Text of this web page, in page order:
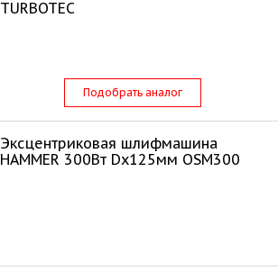
TURBOTEC
Подобрать аналог
Эксцентриковая шлифмашина
HAMMER 300Вт Dх125мм OSM300